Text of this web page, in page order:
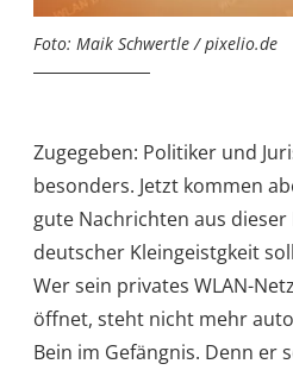
Foto: Maik Schwertle / pixelio.de
Zugegeben: Politiker und
besonders. Jetzt kommen
gute Nachrichten aus dieser
deutscher Kleingeistgkeit
Wer sein privates WLAN-
öffnet, steht nicht mehr
Bein im Gefängnis. Denn er